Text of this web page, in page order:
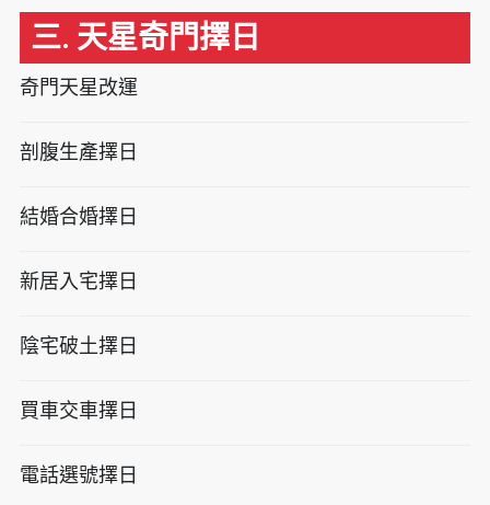
三. 天星奇門擇日
奇門天星改運
剖腹生產擇日
結婚合婚擇日
新居入宅擇日
陰宅破土擇日
買車交車擇日
電話選號擇日